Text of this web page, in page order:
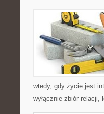
wtedy, gdy życie jest
wyłącznie zbiór